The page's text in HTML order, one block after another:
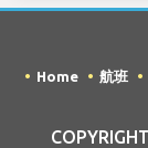
Home 航班